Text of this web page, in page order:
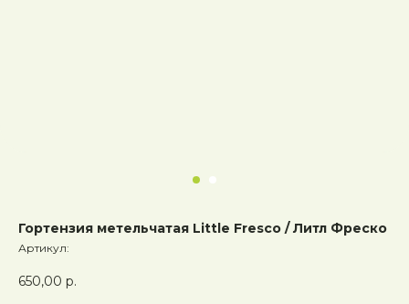
Гортензия метельчатая Little Fresco / Литл Фреско
Артикул:
650,00 р.